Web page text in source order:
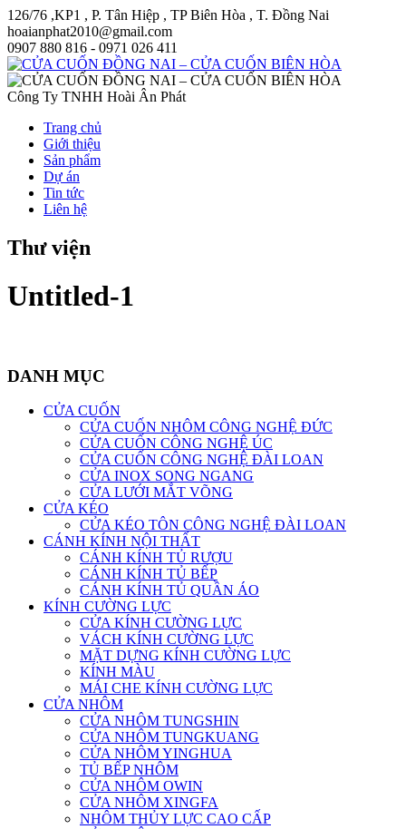
126/76 ,KP1 , P. Tân Hiệp , TP Biên Hòa , T. Đồng Nai
hoaianphat2010@gmail.com
0907 880 816 - 0971 026 411
Công Ty TNHH Hoài Ân Phát
Trang chủ
Giới thiệu
Sản phẩm
Dự án
Tin tức
Liên hệ
Thư viện
Untitled-1
DANH MỤC
CỬA CUỐN
CỬA CUỐN NHÔM CÔNG NGHỆ ĐỨC
CỬA CUỐN CÔNG NGHỆ ÚC
CỬA CUỐN CÔNG NGHỆ ĐÀI LOAN
CỬA INOX SONG NGANG
CỬA LƯỚI MẮT VÕNG
CỬA KÉO
CỬA KÉO TÔN CÔNG NGHỆ ĐÀI LOAN
CÁNH KÍNH NỘI THẤT
CÁNH KÍNH TỦ RƯỢU
CÁNH KÍNH TỦ BẾP
CÁNH KÍNH TỦ QUẦN ÁO
KÍNH CƯỜNG LỰC
CỬA KÍNH CƯỜNG LỰC
VÁCH KÍNH CƯỜNG LỰC
MẶT DỰNG KÍNH CƯỜNG LỰC
KÍNH MÀU
MÁI CHE KÍNH CƯỜNG LỰC
CỬA NHÔM
CỬA NHÔM TUNGSHIN
CỬA NHÔM TUNGKUANG
CỬA NHÔM YINGHUA
TỦ BẾP NHÔM
CỬA NHÔM OWIN
CỬA NHÔM XINGFA
NHÔM THỦY LỰC CAO CẤP